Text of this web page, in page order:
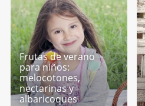
Frutas de verano
para niños:
melocotones,
nectarinas y
albaricoques